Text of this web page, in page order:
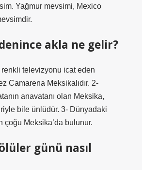
Yağmur mevsimi, Mexico
akla ne gelir?
renkli televizyonu icat eden
Camarena Meksikalıdır. 2-
anavatanı olan Meksika,
bile ünlüdür. 3- Dünyadaki
çoğu Meksika’da bulunur.
günü nasıl